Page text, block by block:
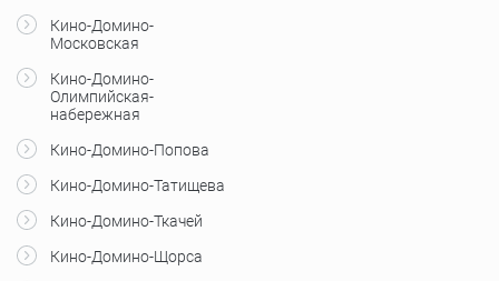
Кино-Домино-
Московская
Кино-Домино-
Олимпийская-
набережная
Кино-Домино-Попова
Кино-Домино-Татищева
Кино-Домино-Ткачей
Кино-Домино-Щорса